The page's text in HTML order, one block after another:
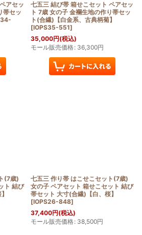
アセッ
帯セッ
七五三 結び帯 箱せこセット ペアセッ
ト 7歳 女の子 金襴生地の作り帯セッ
ト(合繊)【白金系、古典柄菊】
[IOPS35-551]
35,000円(税込)
モール販売価格: 36,300円
(7歳)
ト 結び
七五三 作り帯 はこせこセット(7歳)
女の子 ペアセット 箱せこセット 結び
帯セット 大寸(合繊)【白、桜】
[IOPS26-848]
37,400円(税込)
モール販売価格: 38,500円